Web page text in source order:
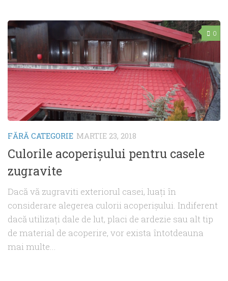
0
FĂRĂ CATEGORIE MARTIE 23, 2018
Culorile acoperișului pentru casele
zugravite
Dacă vă zugraviti exteriorul casei, luați în
considerare alegerea culorii acoperișului. Indiferent
dacă utilizați dale de lut, placi de ardezie sau alt tip
de material de acoperire, vor exista întotdeauna
mai multe...